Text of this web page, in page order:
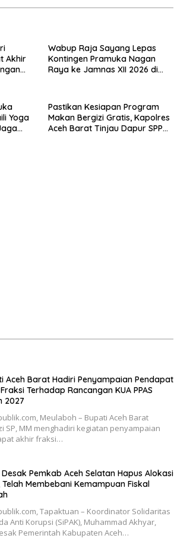
Akhir
Wabup Raja Sayang Lepas
Kontingen Pramuka Nagan
Raya ke Jamnas XII 2026 di
Yoga
Pastikan Kesiapan Program
Makan Bergizi Gratis, Kapolres
Aceh Barat Tinjau Dapur SPPG
Aceh Barat Hadiri Penyampaian Pendapat
Terhadap Rancangan KUA PPAS
2027
Meulaboh – Bupati Aceh Barat
SP, MM menghadiri kegiatan penyampaian
akhir fraksi…
Desak Pemkab Aceh Selatan Hapus Alokasi
Telah Membebani Kemampuan Fiskal
Tapaktuan – Koordinator Solidaritas
Anti Korupsi (SiPAK), Muhammad Akhyar,
Pemerintah Kabupaten Aceh…